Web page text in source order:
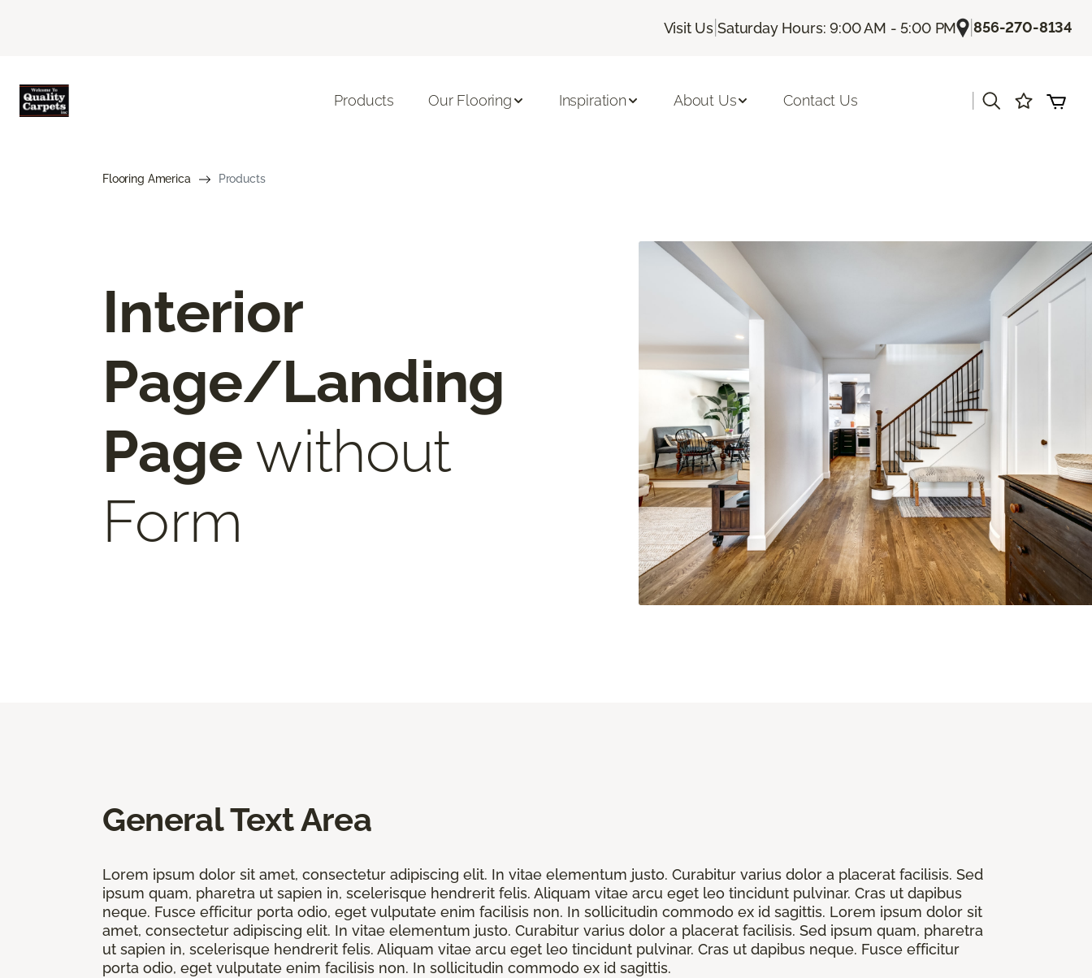
Visit Us |Saturday Hours: 9:00 AM - 5:00 PM |856-270-8134
Products Our Flooring Inspiration About Us Contact Us
Flooring America Products
Interior
Page/Landing
Page without
Form
General Text Area
Lorem ipsum dolor sit amet, consectetur adipiscing elit. In vitae elementum justo. Curabitur varius dolor a placerat facilisis. Sed
ipsum quam, pharetra ut sapien in, scelerisque hendrerit felis. Aliquam vitae arcu eget leo tincidunt pulvinar. Cras ut dapibus
neque. Fusce efficitur porta odio, eget vulputate enim facilisis non. In sollicitudin commodo ex id sagittis. Lorem ipsum dolor sit
amet, consectetur adipiscing elit. In vitae elementum justo. Curabitur varius dolor a placerat facilisis. Sed ipsum quam, pharetra
ut sapien in, scelerisque hendrerit felis. Aliquam vitae arcu eget leo tincidunt pulvinar. Cras ut dapibus neque. Fusce efficitur
porta odio, eget vulputate enim facilisis non. In sollicitudin commodo ex id sagittis.